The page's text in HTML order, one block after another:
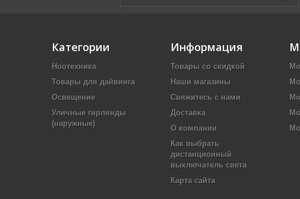
Категории
Ноотехника
Товары для дайвинга
Освещение
Уличные гирлянды
(наружные)
Информация
Товары со скидкой
Наши магазины
Свяжитесь с нами
Доставка
О компании
Как выбрать
дистанционный
выключатель света
Карта сайта